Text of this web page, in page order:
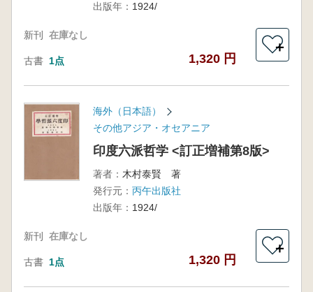
出版年： 1924/
新刊 在庫なし
古書 1点 1,320 円
＋
海外（日本語）
その他アジア・オセアニア
印度六派哲学 <訂正増補第8版>
著者： 木村泰賢 著
発行元： 丙午出版社
出版年： 1924/
新刊 在庫なし
古書 1点 1,320 円
＋